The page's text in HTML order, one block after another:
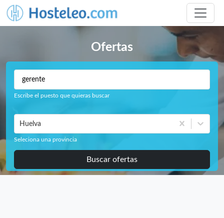
Ofertas
Escribe el puesto que quieras buscar
Huelva
Seleciona una provincia
Buscar ofertas